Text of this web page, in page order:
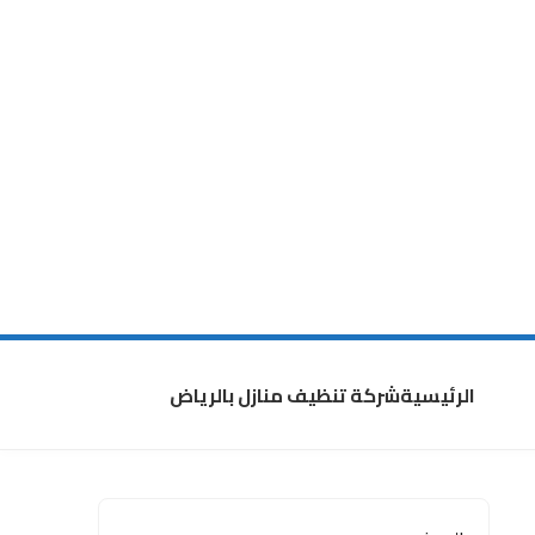
الرئيسيةشركة تنظيف منازل بالرياض